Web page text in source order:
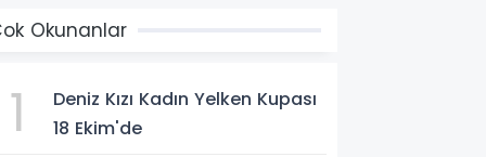
Okunanlar
1
Deniz Kızı Kadın Yelken Kupası
18 Ekim'de